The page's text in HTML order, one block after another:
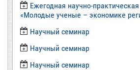
Ежегодная научно-
«Молодые ученые – экономике
​Научный семинар
​Научный семинар
Научный семинар